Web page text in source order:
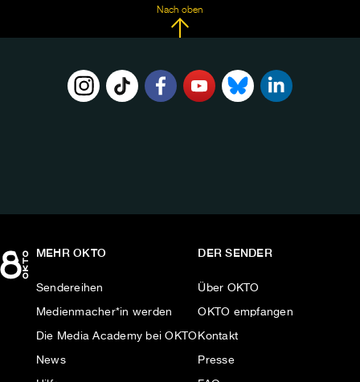
Nach oben
MEHR OKTO
Sendereihen
Medienmacher*in werden
Die Media Academy bei OKTO
News
DER SENDER
Über OKTO
OKTO empfangen
Kontakt
Presse